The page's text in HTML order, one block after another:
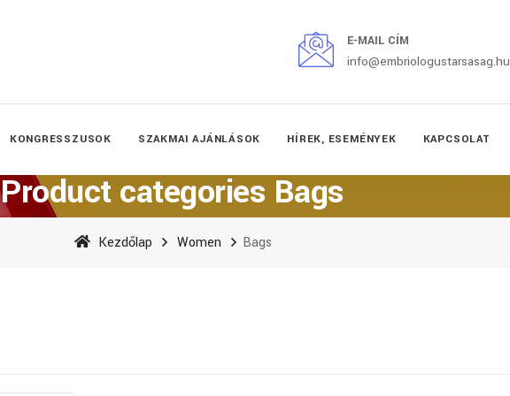
E-MAIL CÍM
info@embriologustarsasag.hu
KONGRESSZUSOK SZAKMAI AJÁNLÁSOK HÍREK, ESEMÉNYEK KAPCSOLAT
Product categories Bags
Kezdőlap Women Bags